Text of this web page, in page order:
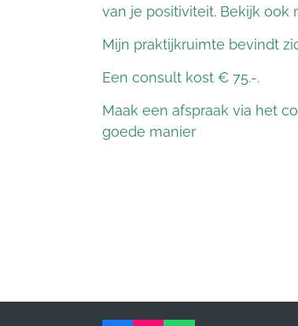
van je positiviteit. Bekijk ook
Mijn praktijkruimte bevindt
Een consult kost € 75.-.
Maak een afspraak via het
goede manier